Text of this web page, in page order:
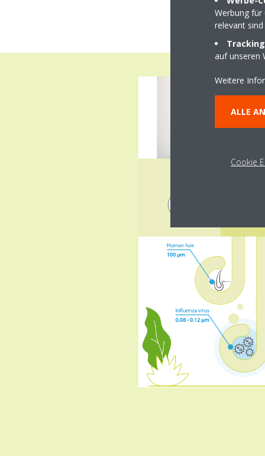
Werbung für
relevant sind
Tracking
auf unseren
Weitere
ALLE
Cookie